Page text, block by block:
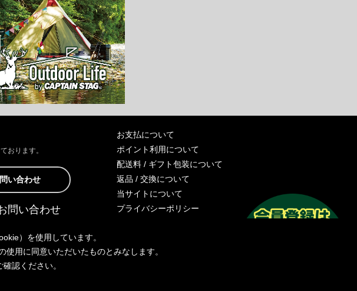
おります。
い合わせ
問い合わせ
お支払について
ポイント利用について
配送料 / ギフト包装について
返品 / 交換について
当サイトについて
プライバシーポリシー
お問い合わせ
）を使用しています。
用に同意いただいたものとみなします。
確認ください。